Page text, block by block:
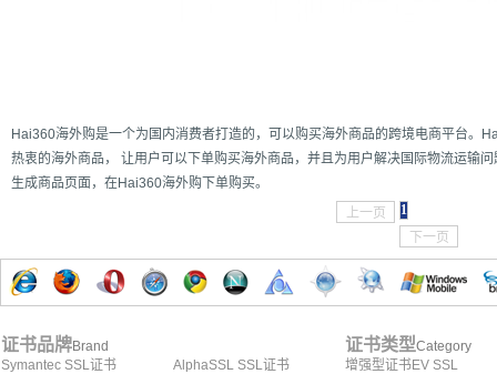
Hai360海外购是一个为国内消费者打造的，可以购买海外商品的跨境电商平台。
热衷的海外商品， 让用户可以下单购买海外商品，并且为用户解决国际物流运输
生成商品页面，在Hai360海外购下单购买。
上一页
1
下一页
证书品牌Brand
Symantec SSL证书
AlphaSSL SSL证书
证书类型Category
增强型证书EV SSL